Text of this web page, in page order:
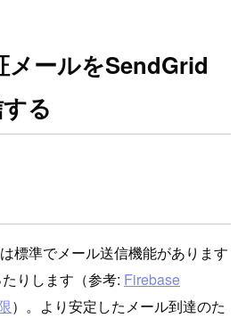
メールをSendGrid
る
標準でメール送信機能があります
りします（参考: Firebase
）。より安定したメール到達のた